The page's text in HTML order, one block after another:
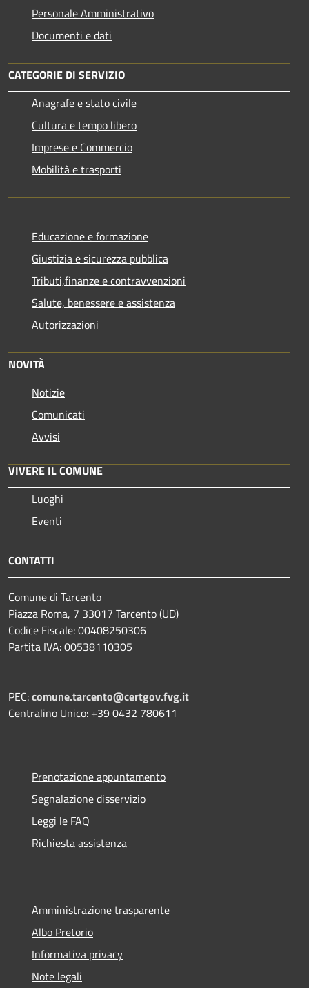
Personale Amministrativo
Documenti e dati
CATEGORIE DI SERVIZIO
Anagrafe e stato civile
Cultura e tempo libero
Imprese e Commercio
Mobilità e trasporti
Educazione e formazione
Giustizia e sicurezza pubblica
Tributi,finanze e contravvenzioni
Salute, benessere e assistenza
Autorizzazioni
NOVITÀ
Notizie
Comunicati
Avvisi
VIVERE IL COMUNE
Luoghi
Eventi
CONTATTI
Comune di Tarcento
Piazza Roma, 7 33017 Tarcento (UD)
Codice Fiscale: 00408250306
Partita IVA: 00538110305
PEC:comune.tarcento@certgov.fvg.it
Centralino Unico: +39 0432 780611
Prenotazione appuntamento
Segnalazione disservizio
Leggi le FAQ
Richiesta assistenza
Amministrazione trasparente
Albo Pretorio
Informativa privacy
Note legali